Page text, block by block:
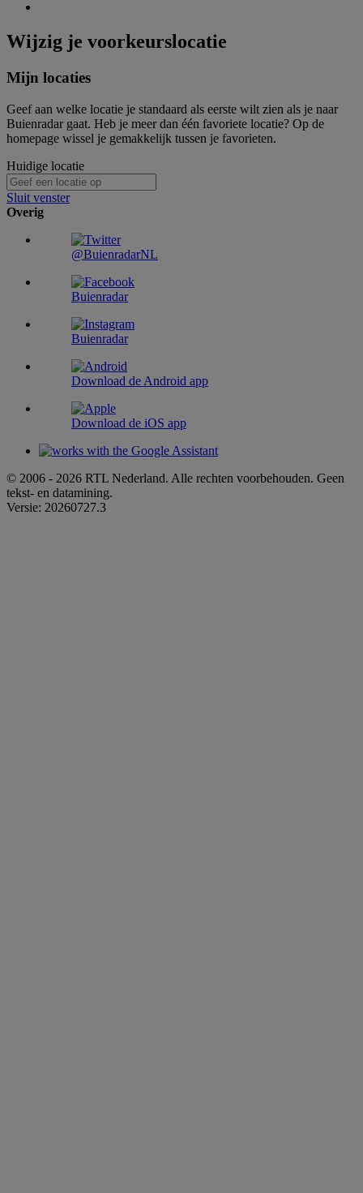
Wijzig je voorkeurslocatie
Mijn locaties
Geef aan welke locatie je standaard als eerste wilt zien als je naar
Buienradar gaat. Heb je meer dan één favoriete locatie? Op de
homepage wissel je gemakkelijk tussen je favorieten.
Huidige locatie
Sluit venster
Overig
@BuienradarNL
Buienradar
Buienradar
Download de Android app
Download de iOS app
© 2006 - 2026 RTL Nederland. Alle rechten voorbehouden. Geen
tekst- en datamining.
Versie: 20260727.3